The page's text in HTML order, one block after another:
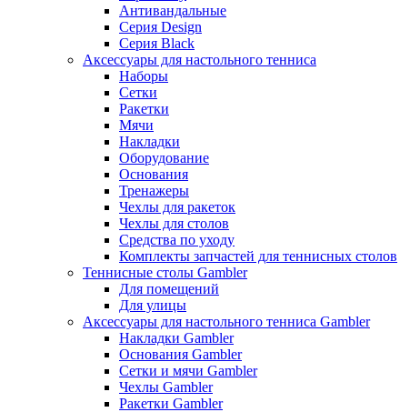
Антивандальные
Серия Design
Серия Black
Аксессуары для настольного тенниса
Наборы
Сетки
Ракетки
Мячи
Накладки
Оборудование
Основания
Тренажеры
Чехлы для ракеток
Чехлы для столов
Средства по уходу
Комплекты запчастей для теннисных столов
Теннисные столы Gambler
Для помещений
Для улицы
Аксессуары для настольного тенниса Gambler
Накладки Gambler
Основания Gambler
Сетки и мячи Gambler
Чехлы Gambler
Ракетки Gambler